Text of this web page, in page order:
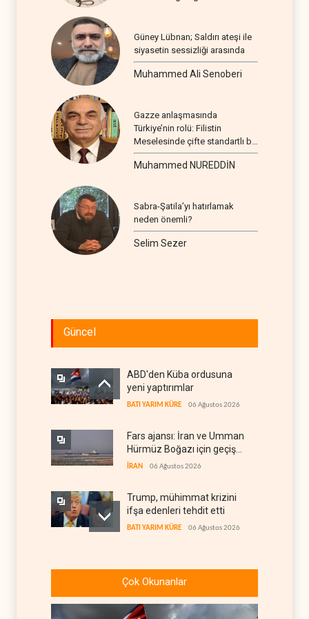
Güney Lübnan; Saldırı ateşi ile
siyasetin sessizliği arasında
Muhammed Ali Senoberi
Gazze anlaşmasında
Türkiye’nin rolü: Filistin
Meselesinde çifte standartlı bir
seyir
Muhammed NUREDDİN
Sabra-Şatila’yı hatırlamak
neden önemli?
Selim Sezer
Güncel
ABD'den Küba ordusuna
yeni yaptırımlar
BATI YARIM KÜRE 06 Ağustos 2026
Fars ajansı: İran ve Umman
Hürmüz Boğazı için geçiş
koridorlarında anlaştı
İRAN 06 Ağustos 2026
Trump, mühimmat krizini
ifşa edenleri tehdit etti
BATI YARIM KÜRE 06 Ağustos 2026
Şeria'da işgalci
yerleşimcilere cezasızlık
sağladı
Çok Okunanlar